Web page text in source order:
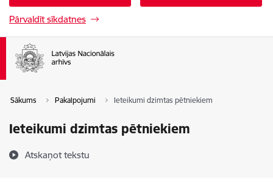
Pārvaldīt sīkdatnes
Sākums Pakalpojumi Ieteikumi dzimtas pētniekiem
Ieteikumi dzimtas pētniekiem
Atskaņot tekstu